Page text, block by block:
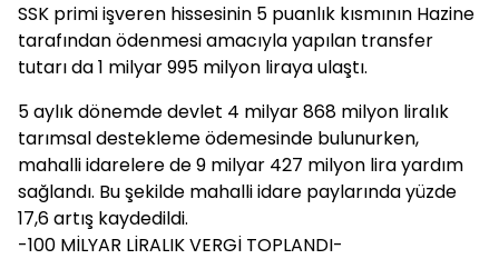
SSK primi işveren hissesinin 5 puanlık kısmının Hazine
tarafından ödenmesi amacıyla yapılan transfer
tutarı da 1 milyar 995 milyon liraya ulaştı.
5 aylık dönemde devlet 4 milyar 868 milyon liralık
tarımsal destekleme ödemesinde bulunurken,
mahalli idarelere de 9 milyar 427 milyon lira yardım
sağlandı. Bu şekilde mahalli idare paylarında yüzde
17,6 artış kaydedildi.
-100 MİLYAR LİRALIK VERGİ TOPLANDI-